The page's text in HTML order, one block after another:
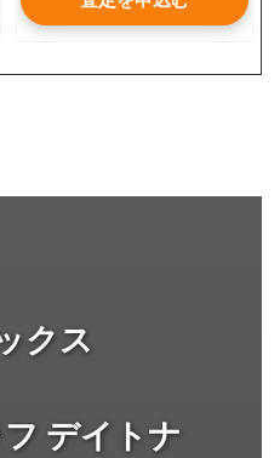
クス
デイトナ